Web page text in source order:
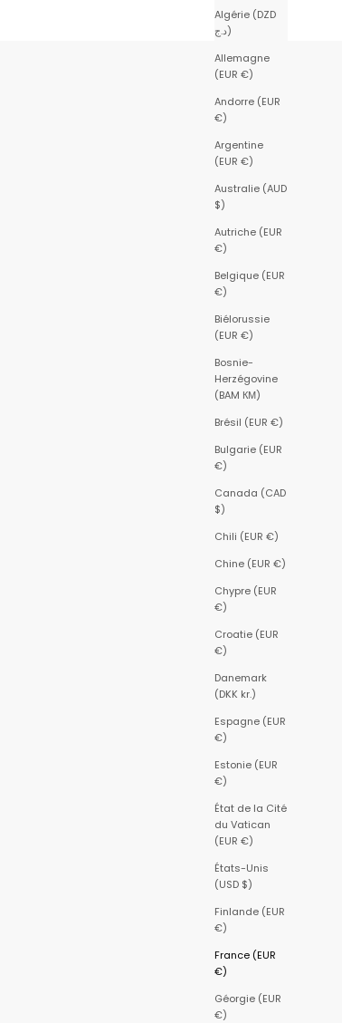
Algérie (DZD
د.ج)
Allemagne
(EUR €)
Andorre (EUR
€)
Argentine
(EUR €)
Australie (AUD
$)
Autriche (EUR
€)
Belgique (EUR
€)
Biélorussie
(EUR €)
Bosnie-
Herzégovine
(BAM КМ)
Brésil (EUR €)
Bulgarie (EUR
€)
Canada (CAD
$)
Chili (EUR €)
Chine (EUR €)
Chypre (EUR
€)
Croatie (EUR
€)
Danemark
(DKK kr.)
Espagne (EUR
€)
Estonie (EUR
€)
État de la Cité
du Vatican
(EUR €)
États-Unis
(USD $)
Finlande (EUR
€)
France (EUR
€)
Géorgie (EUR
€)